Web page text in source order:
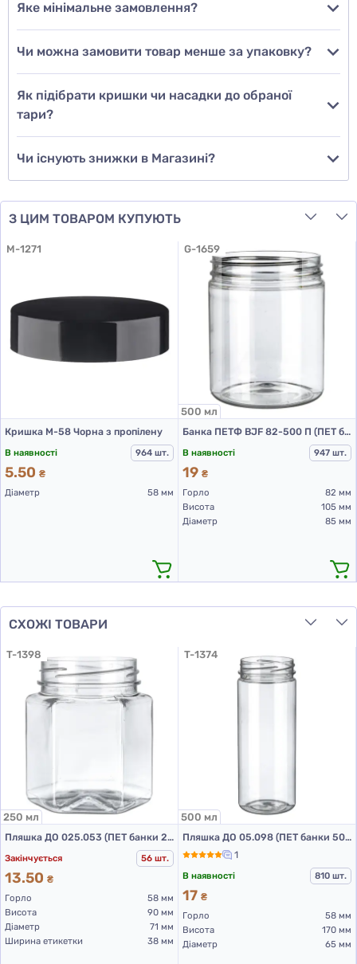
Додати відгук
Яке мінімальне замовлення?
Чи можна замовити товар менше за упаковку?
Як підібрати кришки чи насадки до обраної
тари?
Чи існують знижки в Магазині?
З ЦИМ ТОВАРОМ КУПУЮТЬ
M-1271
Кришка М-58 Чорна з пропілену
В наявності
964 шт.
5.50 ₴
Діаметр
58 мм
G-1659
500 мл
Банка ПЕТФ BJF 82-500 П (ПЕТ банки 500 мл)
В наявності
947 шт.
19 ₴
Горло
82 мм
Висота
105 мм
Діаметр
85 мм
СХОЖІ ТОВАРИ
T-1398
250 мл
Пляшка ДО 025.053 (ПЕТ банки 250 мл)
Закінчується
56 шт.
13.50 ₴
Горло
58 мм
Висота
90 мм
Діаметр
71 мм
Ширина етикетки
38 мм
T-1374
500 мл
Пляшка ДО 05.098 (ПЕТ банки 500 мл)
1
В наявності
810 шт.
17 ₴
Горло
58 мм
Висота
170 мм
Діаметр
65 мм